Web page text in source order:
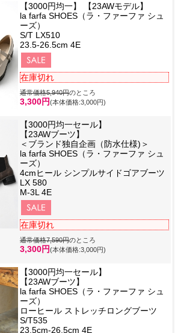
【3000円均一】 【23AWモデル】
la farfa SHOES（ラ・ファーファ シュ
ーズ）
S/T LX510
23.5-26.5cm 4E
在庫切れ
通常価格5,940円のところ
3,300円(本体価格:3,000円)
【3000円均一セール】
【23AWブーツ】
＜ブランド独自企画（防水仕様)＞
la farfa SHOES（ラ・ファーファ シュ
ーズ）
4cmヒール シンプルサイドゴアブーツ
LX 580
M-3L 4E
在庫切れ
通常価格7,590円のところ
3,300円(本体価格:3,000円)
【3000円均一セール】
【23AWブーツ】
la farfa SHOES（ラ・ファーファ シュ
ーズ）
ローヒール ストレッチロングブーツ
S/T535
23.5cm-26.5cm 4E